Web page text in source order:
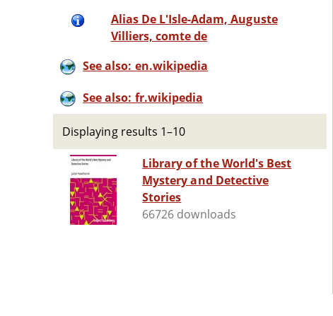
Alias De L'Isle-Adam, Auguste
Villiers, comte de
See also: en.wikipedia
See also: fr.wikipedia
Displaying results 1–10
Library of the World's Best
Mystery and Detective
Stories
66726 downloads